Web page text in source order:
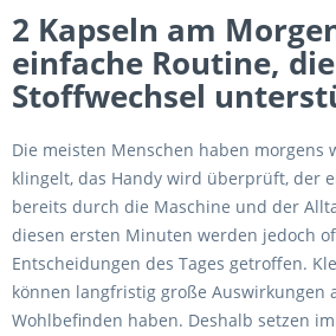
2 Kapseln am
einfache Routine,
Stoffwechsel
Die meisten Menschen haben morgens
klingelt, das Handy wird überprüft, der
bereits durch die Maschine und der
diesen ersten Minuten werden jedoch
Entscheidungen des Tages getroffen.
können langfristig große Auswirkungen
Wohlbefinden haben. Deshalb setzen